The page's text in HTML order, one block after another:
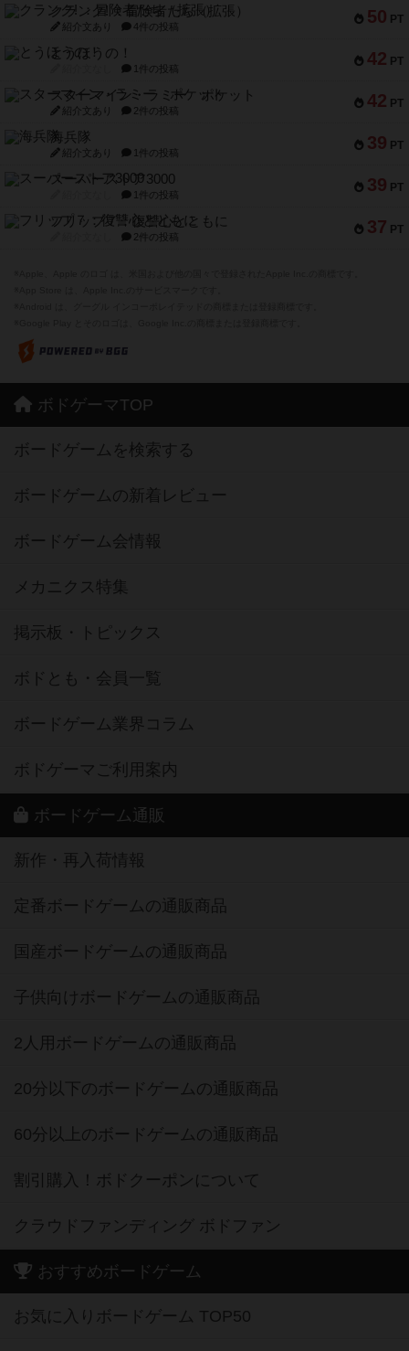
50 PT
クランク! ：冒険者たち（拡張）
紹介文あり 4件の投稿
42 PT
とうほうの！
1件の投稿
42 PT
スターマイン・ラミー ポケット
紹介文あり 2件の投稿
39 PT
海兵隊
紹介文あり 1件の投稿
39 PT
スーパーストア3000
1件の投稿
37 PT
フリップ７：復讐心とともに
2件の投稿
ボドゲーマTOP
ボードゲームを検索する
ボードゲームの新着レビュー
ボードゲーム会情報
メカニクス特集
掲示板・トピックス
ボドとも・会員一覧
ボードゲーム業界コラム
ボドゲーマご利用案内
ボードゲーム通販
新作・再入荷情報
定番ボードゲームの通販商品
国産ボードゲームの通販商品
子供向けボードゲームの通販商品
2人用ボードゲームの通販商品
20分以下のボードゲームの通販商品
60分以上のボードゲームの通販商品
割引購入！ボドクーポンについて
クラウドファンディング ボドファン
おすすめボードゲーム
お気に入りボードゲーム TOP50